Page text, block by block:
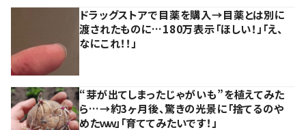
ドラッグストアで目薬を購入→目薬とは別に
渡されたものに…180万表示「ほしい！」「え、
なにこれ！！」
“芽が出てしまったじゃがいも”を植えてみた
ら…→約3ヶ月後、驚きの光景に「捨てるのや
めたｗｗ」「育ててみたいです！」